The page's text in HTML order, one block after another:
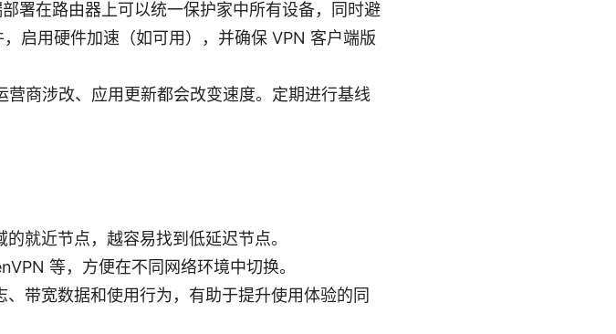
署在路由器上可以统一保护家中所有设备，同时避
启用硬件加速（如可用），并确保 VPN 客户端版
商涉改、应用更新都会改变速度。定期进行基线
就近节点，越容易找到低延迟节点。
等，方便在不同网络环境中切换。
带宽数据和使用行为，有助于提升使用体验的同